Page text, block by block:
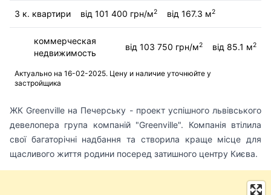
3 к. квартири від 101 400 грн/м2 від 167.3 м2
коммерческая
недвижимость
від 103 750 грн/м2 від 85.1 м2
Актуально на 16-02-2025. Цену и наличие уточнюйте у
застройщика
ЖК Greenville на Печерську - проект успішного львівського
девелопера група компаній "Greenville". Компанія втілила
свої багаторічні надбання та створила краще місце для
щасливого життя родини посеред затишного центру Києва.